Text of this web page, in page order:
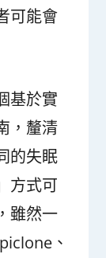
可能會
基於實
，釐清
的失眠
方式可
雖然一
、